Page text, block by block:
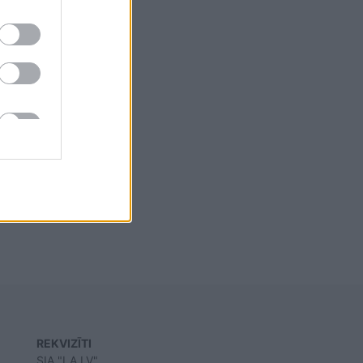
REKVIZĪTI
SIA "LA.LV"